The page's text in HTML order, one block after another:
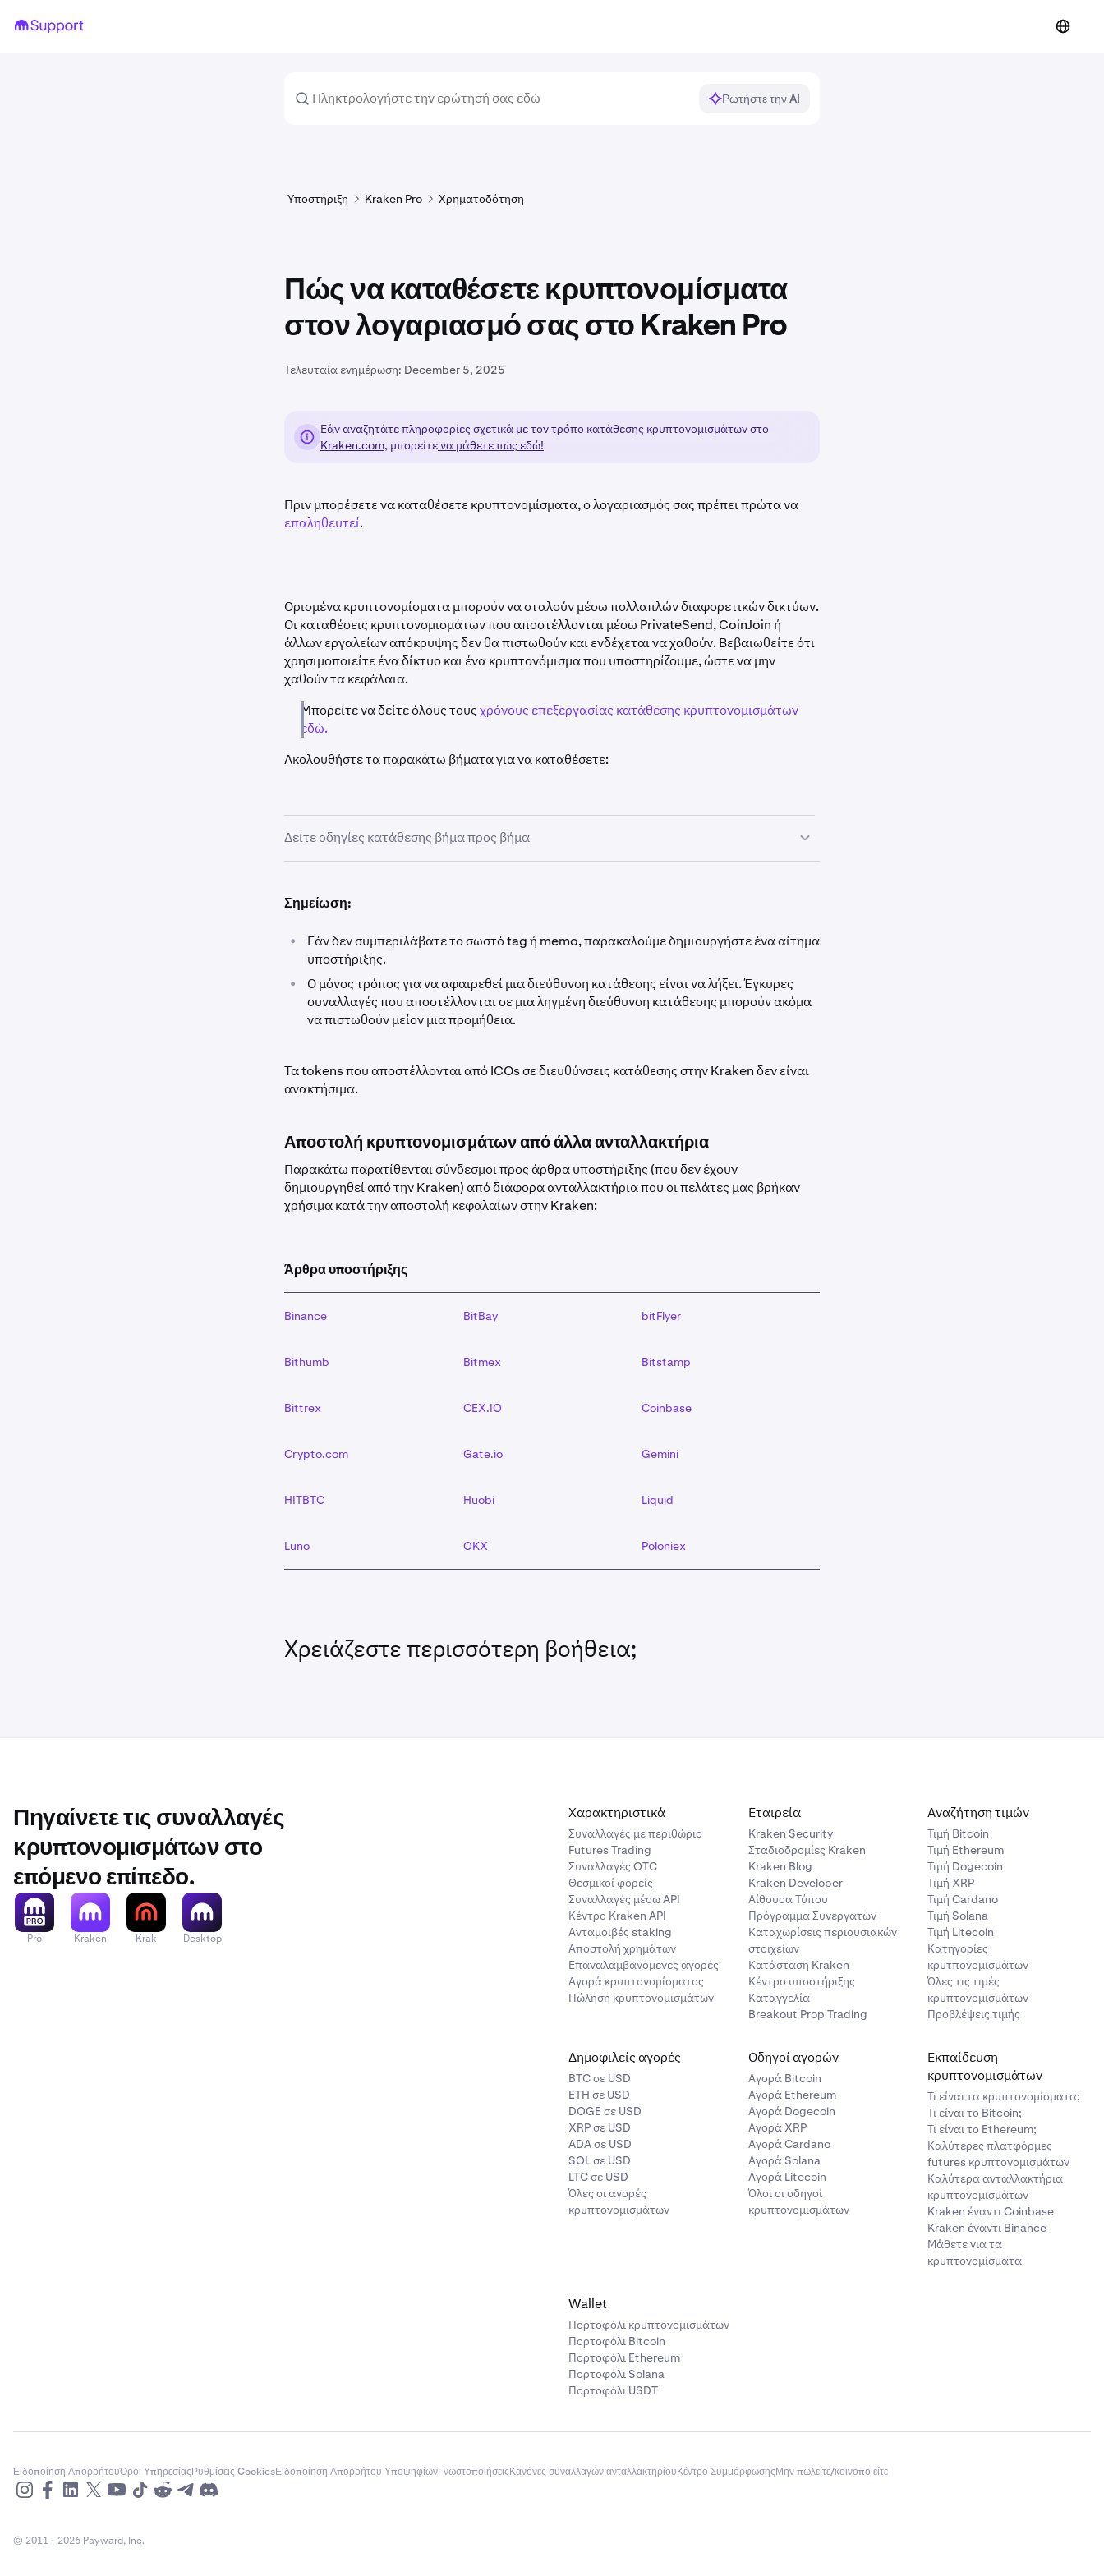
Ρωτήστε την AI
Υποστήριξη Kraken Pro Χρηματοδότηση
Πώς να καταθέσετε κρυπτονομίσματα
στον λογαριασμό σας στο Kraken Pro
Τελευταία ενημέρωση: December 5, 2025
Εάν αναζητάτε πληροφορίες σχετικά με τον τρόπο κατάθεσης κρυπτονομισμάτων στο
Kraken.com, μπορείτενα μάθετε πώς εδώ!
Πριν μπορέσετε να καταθέσετε κρυπτονομίσματα, ο λογαριασμός σας πρέπει πρώτα να
επαληθευτεί.
Ορισμένα κρυπτονομίσματα μπορούν να σταλούν μέσω πολλαπλών διαφορετικών δικτύων.
Οι καταθέσεις κρυπτονομισμάτων που αποστέλλονται μέσω PrivateSend, CoinJoin ή
άλλων εργαλείων απόκρυψης δεν θα πιστωθούν και ενδέχεται να χαθούν. Βεβαιωθείτε ότι
χρησιμοποιείτε ένα δίκτυο και ένα κρυπτονόμισμα που υποστηρίζουμε, ώστε να μην
χαθούν τα κεφάλαια.
Μπορείτε να δείτε όλους τουςχρόνους επεξεργασίας κατάθεσης κρυπτονομισμάτων
εδώ.
Ακολουθήστε τα παρακάτω βήματα για να καταθέσετε:
Δείτε οδηγίες κατάθεσης βήμα προς βήμα
Αναζητήστε το νόμισμα που επιθυμείτε να καταθέσετε και κάντε κλικ σε αυτό.
Κάντε κλικ στο εικονίδιο αντιγραφής και επικολλήστε τη διεύθυνση (και, εάν ισχύει,
άλλες λεπτομέρειες*) στο πορτοφόλι από το οποίο θα σταλούν τα κεφάλαια. Μην
*Για ορισμένα κρυπτονομίσματα, θα χρειαστεί να συμπεριλάβετε περισσότερες
χρησιμοποιείτε μια διεύθυνση muxed- Οι καταθέσεις Stacks (STX) χρειάζονται ένα
'memo
'- Οι καταθέσεις EOS χρειάζονται ένα ' memo' Εναλλακτικά, μπορείτε επίσης να
χρησιμοποιήσετε τον παρεχόμενο ‘QR code’.
ΣΗΜΑΝΤΙΚΟ: Εάν χρησιμοποιείτε τον
QR code για XRP και XLM, βεβαιωθείτε ότι περιλαμβάνεται το tag/memo. Για το
EOS, το memo θα πρέπει να πληκτρολογηθεί χειροκίνητα.
πιστωθεί στον λογαριασμό σας όταν επιτευχθεί ο ελάχιστος αριθμός απαιτούμενων
επιβεβαιώσεων.
Σημείωση:
•
Εάν δεν συμπεριλάβατε το σωστό tag ή memo, παρακαλούμε δημιουργήστε ένα αίτημα
υποστήριξης.
•
Ο μόνος τρόπος για να αφαιρεθεί μια διεύθυνση κατάθεσης είναι να λήξει. Έγκυρες
συναλλαγές που αποστέλλονται σε μια ληγμένη διεύθυνση κατάθεσης μπορούν ακόμα
να πιστωθούν μείον μια προμήθεια.
Τα tokens που αποστέλλονται από ICOs σε διευθύνσεις κατάθεσης στην Kraken δεν είναι
ανακτήσιμα.
Αποστολή κρυπτονομισμάτων από άλλα ανταλλακτήρια
Παρακάτω παρατίθενται σύνδεσμοι προς άρθρα υποστήριξης (που δεν έχουν
δημιουργηθεί από την Kraken) από διάφορα ανταλλακτήρια που οι πελάτες μας βρήκαν
χρήσιμα κατά την αποστολή κεφαλαίων στην Kraken:
Άρθρα υποστήριξης
Binance BitBay bitFlyer
Bithumb Bitmex Bitstamp
Bittrex CEX.IO Coinbase
Crypto.com Gate.io Gemini
HITBTC Huobi Liquid
Luno OKX Poloniex
Χρειάζεστε περισσότερη βοήθεια;
Πηγαίνετε τις συναλλαγές
κρυπτονομισμάτων στο
επόμενο επίπεδο.
Pro Kraken Krak Desktop
Χαρακτηριστικά
Συναλλαγές με περιθώριο
Futures Trading
Συναλλαγές OTC
Θεσμικοί φορείς
Συναλλαγές μέσω API
Κέντρο Kraken API
Ανταμοιβές staking
Αποστολή χρημάτων
Επαναλαμβανόμενες αγορές
Αγορά κρυπτονομίσματος
Πώληση κρυπτονομισμάτων
Εταιρεία
Kraken Security
Σταδιοδρομίες Kraken
Kraken Blog
Kraken Developer
Αίθουσα Τύπου
Πρόγραμμα Συνεργατών
Καταχωρίσεις περιουσιακών
στοιχείων
Κατάσταση Kraken
Κέντρο υποστήριξης
Καταγγελία
Breakout Prop Trading
Αναζήτηση τιμών
Τιμή Βitcoin
Τιμή Ethereum
Τιμή Dogecoin
Τιμή XRP
Τιμή Cardano
Τιμή Solana
Τιμή Litecoin
Κατηγορίες
κρυτπονομισμάτων
Όλες τις τιμές
κρυπτονομισμάτων
Προβλέψεις τιμής
Δημοφιλείς αγορές
BTC σε USD
ETH σε USD
DOGE σε USD
XRP σε USD
ADA σε USD
SOL σε USD
LTC σε USD
Όλες οι αγορές
κρυπτονομισμάτων
Οδηγοί αγορών
Αγορά Bitcoin
Αγορά Ethereum
Αγορά Dogecoin
Αγορά XRP
Αγορά Cardano
Αγορά Solana
Αγορά Litecoin
Όλοι οι οδηγοί
κρυπτονομισμάτων
Εκπαίδευση
κρυπτονομισμάτων
Τι είναι τα κρυπτονομίσματα;
Τι είναι το Bitcoin;
Τι είναι το Ethereum;
Καλύτερες πλατφόρμες
futures κρυπτονομισμάτων
Καλύτερα ανταλλακτήρια
κρυπτονομισμάτων
Kraken έναντι Coinbase
Kraken έναντι Binance
Μάθετε για τα
κρυπτονομίσματα
Wallet
Πορτοφόλι κρυπτονομισμάτων
Πορτοφόλι Bitcoin
Πορτοφόλι Ethereum
Πορτοφόλι Solana
Πορτοφόλι USDT
Ειδοποίηση ΑπορρήτουΌροι ΥπηρεσίαςΡυθμίσεις CookiesΕιδοποίηση Απορρήτου ΥποψηφίωνΓνωστοποιήσειςΚανόνες συναλλαγών ανταλλακτηρίουΚέντρο ΣυμμόρφωσηςΜην πωλείτε/κοινοποιείτε
© 2011 - 2026 Payward, Inc.